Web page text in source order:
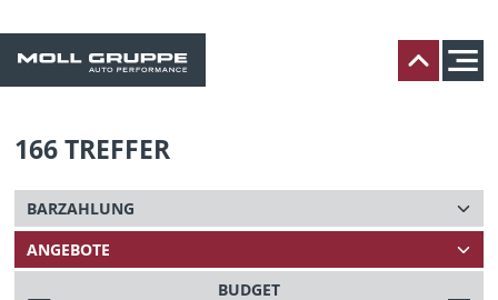
166TREFFER
BUDGET